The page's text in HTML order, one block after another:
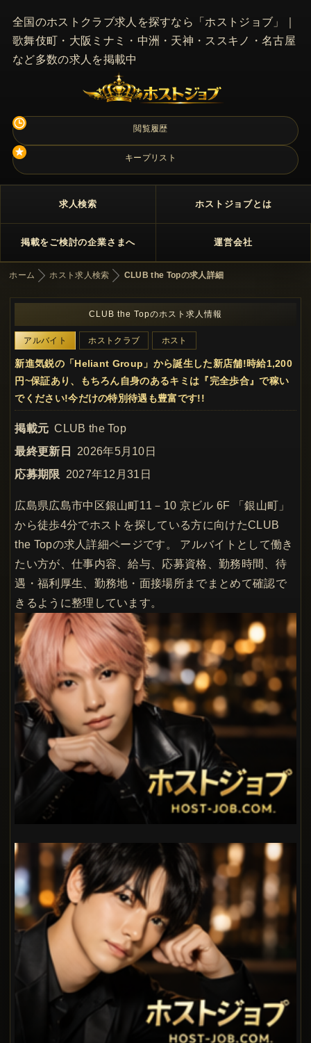
全国のホストクラブ求人を探すなら「ホストジョブ」｜
歌舞伎町・大阪ミナミ・中洲・天神・ススキノ・名古屋
など多数の求人を掲載中
閲覧履歴
キープリスト
求人検索 ホストジョブとは
掲載をご検討の企業さまへ 運営会社
ホーム ホスト求人検索 CLUB the Topの求人詳細
CLUB the Topのホスト求人情報
アルバイト ホストクラブ ホスト
新進気鋭の「Heliant Group」から誕生した新店舗!時給1,200
円~保証あり、もちろん自身のあるキミは『完全歩合』で稼い
でください!今だけの特別待遇も豊富です!!
掲載元 CLUB the Top
最終更新日
2026年5月10日
応募期限
2027年12月31日
広島県広島市中区銀山町11－10 京ビル 6F 「銀山町」
から徒歩4分でホストを探している方に向けたCLUB
the Topの求人詳細ページです。 アルバイトとして働き
たい方が、仕事内容、給与、応募資格、勤務時間、待
遇・福利厚生、勤務地・面接場所までまとめて確認で
きるように整理しています。